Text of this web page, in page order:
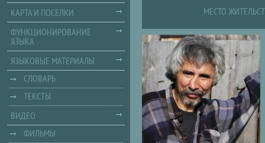
МЕСТО
КАРТА И ПОСЕЛКИ
ФУНКЦИОНИРОВАНИЕ
ЯЗЫКА
ЯЗЫКОВЫЕ МАТЕРИАЛЫ
СЛОВАРЬ
ТЕКСТЫ
ВИДЕО
ФИЛЬМЫ